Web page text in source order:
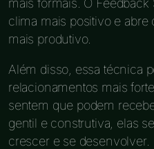
clima mais positivo e
mais produtivo.
Além disso, essa técnica
relacionamentos mais
sentem que podem
gentil e construtiva, elas
crescer e se desenvolver.